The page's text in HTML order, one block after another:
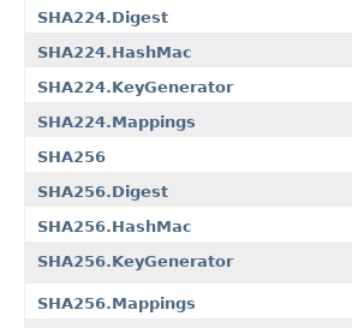
SHA224.Digest
SHA224.HashMac
SHA224.KeyGenerator
SHA224.Mappings
SHA256
SHA256.Digest
SHA256.HashMac
SHA256.KeyGenerator
SHA256.Mappings